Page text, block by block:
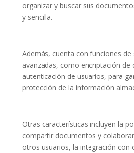
organizar y buscar sus
y sencilla.
Además, cuenta con funciones de
avanzadas, como encriptación de
autenticación de usuarios, para
protección de la información
Otras características incluyen la
compartir documentos y
otros usuarios, la integración con